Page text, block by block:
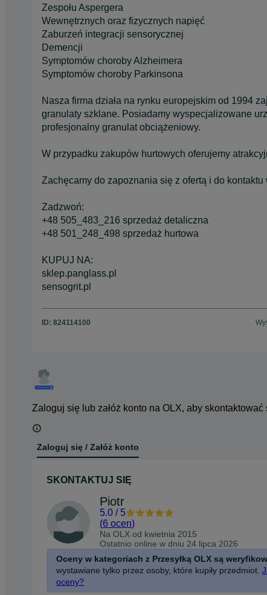
Zespołu Aspergera
Wewnętrznych oraz fizycznych napięć
Zaburzeń integracji sensorycznej
Demencji
Symptomów choroby Alzheimera
Symptomów choroby Parkinsona
Nasza firma działa na rynku europejskim od 1994
granulaty szklane. Posiadamy wyspecjalizowane
profesjonalny granulat obciążeniowy.
W przypadku zakupów hurtowych oferujemy
Zachęcamy do zapoznania się z ofertą i do
Zadzwoń:
+48 505_483_216 sprzedaż detaliczna
+48 501_248_498 sprzedaż hurtowa
KUPUJ NA:
sklep.panglass.pl
sensogrit.pl
ID: 824114100
Zaloguj się lub załóż konto na OLX, aby
Zaloguj się / Załóż konto
SKONTAKTUJ SIĘ
Piotr
5.0 / 5
(6 ocen)
Na OLX od kwietnia 2015
Ostatnio online w dniu 24 lipca 2026
Oceny w kategoriach z Przesyłką OLX są
wystawiane tylko przez osoby, które kupiły przedmiot.
oceny?